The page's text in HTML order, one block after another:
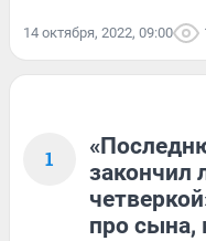
14 октября, 2022, 09:00
1
закончил
про